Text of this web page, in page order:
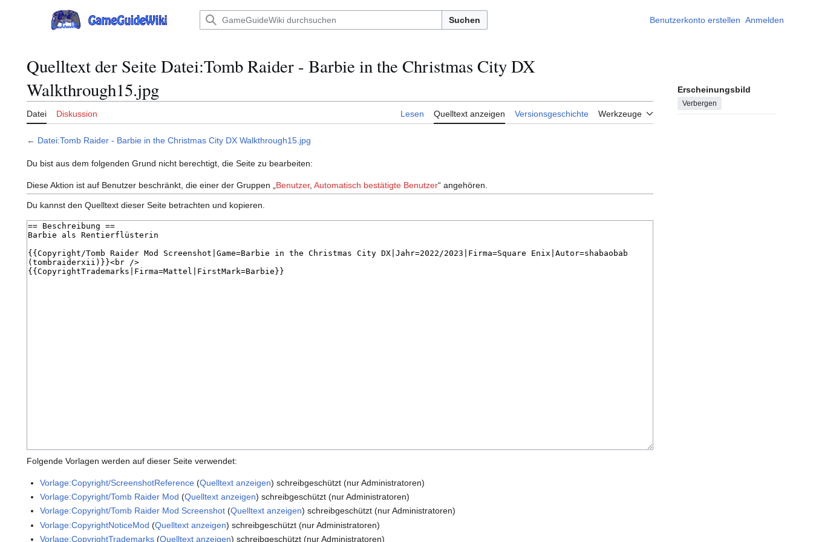
Hauptmenü Suchen Benutzerkonto erstellen Anmelden
Quelltext der Seite Datei:Tomb Raider - Barbie in the Christmas City DX
Walkthrough15.jpg
Datei Diskussion Lesen Quelltext anzeigen Versionsgeschichte Werkzeuge
Erscheinungsbild
Verbergen
← Datei:Tomb Raider - Barbie in the Christmas City DX Walkthrough15.jpg
Du bist aus dem folgenden Grund nicht berechtigt, die Seite zu bearbeiten:
Diese Aktion ist auf Benutzer beschränkt, die einer der Gruppen „ Benutzer, Automatisch bestätigte Benutzer“ angehören.
Du kannst den Quelltext dieser Seite betrachten und kopieren.
Folgende Vorlagen werden auf dieser Seite verwendet:
Vorlage:Copyright/ScreenshotReference (Quelltext anzeigen) schreibgeschützt (nur Administratoren)
Vorlage:Copyright/Tomb Raider Mod (Quelltext anzeigen) schreibgeschützt (nur Administratoren)
Vorlage:Copyright/Tomb Raider Mod Screenshot (Quelltext anzeigen) schreibgeschützt (nur Administratoren)
Vorlage:CopyrightNoticeMod (Quelltext anzeigen) schreibgeschützt (nur Administratoren)
Vorlage:CopyrightTrademarks (Quelltext anzeigen) schreibgeschützt (nur Administratoren)